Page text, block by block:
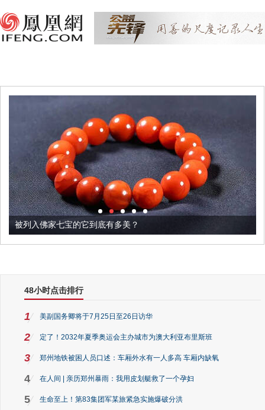
被列入佛家七宝的它到底有多美？
48小时点击排行
1 美副国务卿将于7月25日至26日访华
2 定了！2032年夏季奥运会主办城市为澳大利亚布里斯班
3 郑州地铁被困人员口述：车厢外水有一人多高 车厢内缺氧
4 在人间 | 亲历郑州暴雨：我用皮划艇救了一个孕妇
5 生命至上！第83集团军某旅紧急实施爆破分洪